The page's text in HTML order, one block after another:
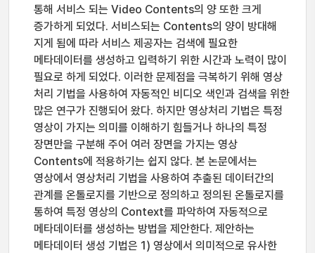
통해 서비스 되는 Video Contents의 양 또한 크게
증가하게 되었다. 서비스되는 Contents의 양이 방대해
지게 됨에 따라 서비스 제공자는 검색에 필요한
메타데이터를 생성하고 입력하기 위한 시간과 노력이 많이
필요로 하게 되었다. 이러한 문제점을 극복하기 위해 영상
처리 기법을 사용하여 자동적인 비디오 색인과 검색을 위한
많은 연구가 진행되어 왔다. 하지만 영상처리 기법은 특정
영상이 가지는 의미를 이해하기 힘들거나 하나의 특정
장면만을 구분해 주어 여러 장면을 가지는 영상
Contents에 적용하기는 쉽지 않다. 본 논문에서는
영상에서 영상처리 기법을 사용하여 추출된 데이터간의
관계를 온톨로지를 기반으로 정의하고 정의된 온톨로지를
통하여 특정 영상의 Context를 파악하여 자동적으로
메타데이터를 생성하는 방법을 제안한다. 제안하는
메타데이터 생성 기법은 1) 영상에서 의미적으로 유사한